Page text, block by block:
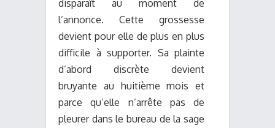
disparaît au moment de
l’annonce. Cette grossesse
devient pour elle de plus en plus
difficile à supporter. Sa plainte
d’abord discrète devient
bruyante au huitième mois et
parce qu’elle n’arrête pas de
pleurer dans le bureau de la sage